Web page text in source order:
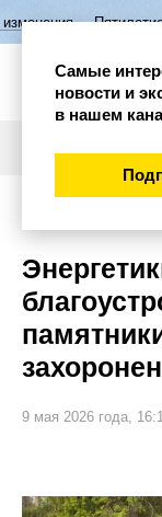
Пятилетие семьи в
9 мая 2026 года,
Самые
новости и
в нашем